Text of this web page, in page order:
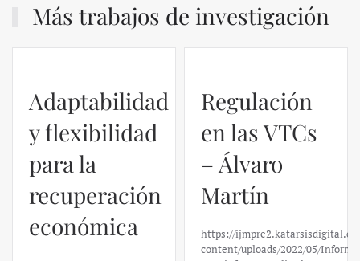
Más trabajos de investigación
Adaptabilidad
y flexibilidad
para la
recuperación
económica
Regulación
en las VTCs
– Álvaro
Martín
https://
content/uploads/2022/05/